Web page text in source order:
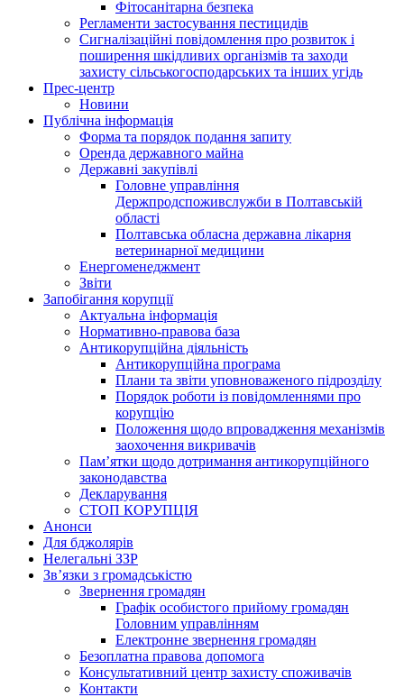
Фітосанітарна безпека
Регламенти застосування пестицидів
Сигналізаційні повідомлення про розвиток і
поширення шкідливих організмів та заходи
захисту сільськогосподарських та інших угідь
Прес-центр
Новини
Публічна інформація
Форма та порядок подання запиту
Оренда державного майна
Державні закупівлі
Головне управління
Держпродспоживслужби в Полтавській
області
Полтавська обласна державна лікарня
ветеринарної медицини
Енергоменеджмент
Звіти
Запобігання корупції
Актуальна інформація
Нормативно-правова база
Антикорупційна діяльність
Антикорупційна програма
Плани та звіти уповноваженого підрозділу
Порядок роботи із повідомленнями про
корупцію
Положення щодо впровадження механізмів
заохочення викривачів
Пам’ятки щодо дотримання антикорупційного
законодавства
Декларування
СТОП КОРУПЦІЯ
Анонси
Для бджолярів
Нелегальні ЗЗР
Зв’язки з громадськістю
Звернення громадян
Графік особистого прийому громадян
Головним управлінням
Електронне звернення громадян
Безоплатна правова допомога
Консультативний центр захисту споживачів
Контакти